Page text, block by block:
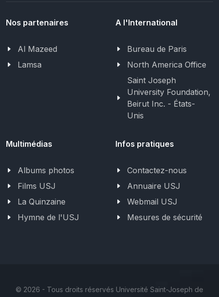
Nos partenaires
Al Mazeed
Lamsa
A l'International
Bureau de Paris
North America Office
Saint Joseph
University Foundation,
Beirut Inc. - États-
Unis
Multimédias
Albums photos
Films USJ
La Quinzaine
Hymne de l'USJ
Infos pratiques
Contactez-nous
Annuaire USJ
Webmail USJ
Mesures de sécurité
© 2026 - Tous droits réservés Université Saint-Joseph de